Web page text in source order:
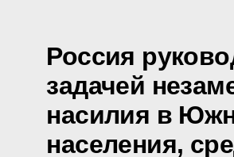
Россия
задачей
насилия в
населения,